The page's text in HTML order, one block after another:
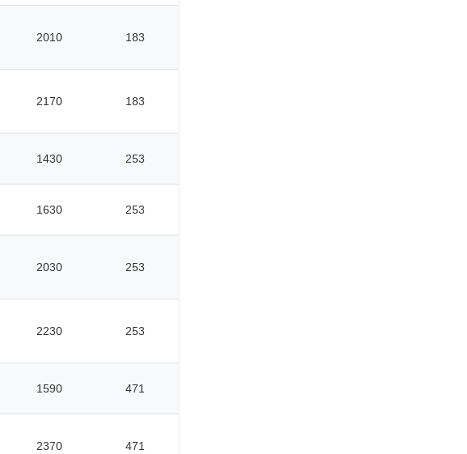
2010 183
2170 183
1430 253
1630 253
2030 253
2230 253
1590 471
2370 471